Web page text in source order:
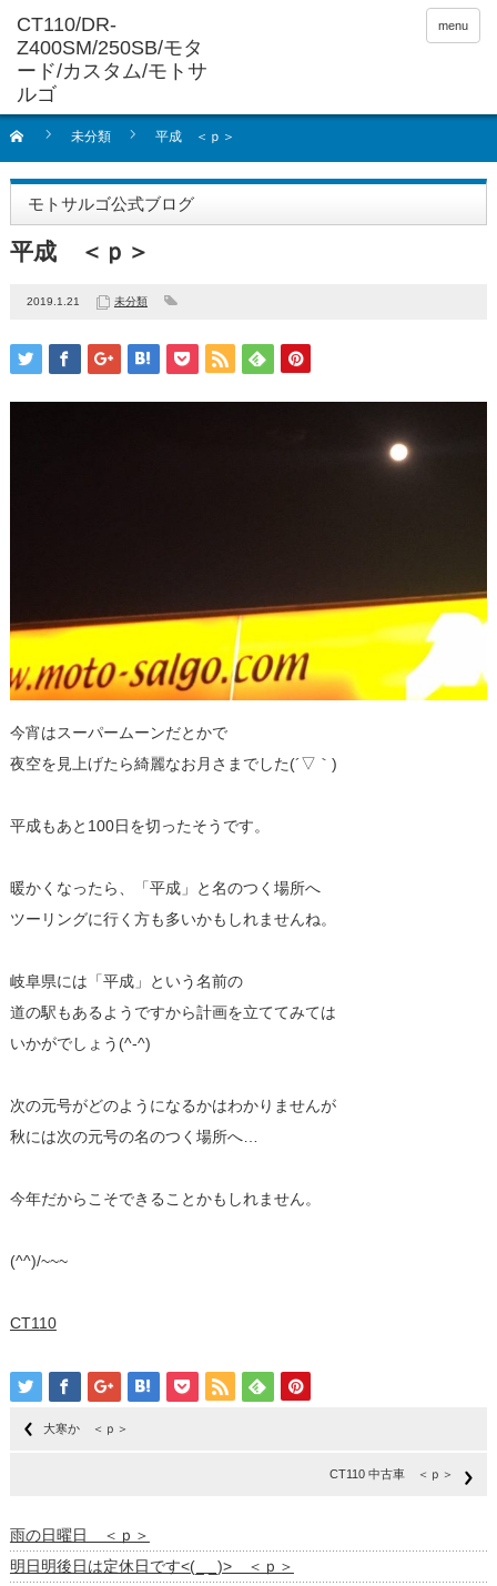
menu
未分類 平成 ＜ｐ＞
モトサルゴ公式ブログ
平成 ＜ｐ＞
2019.1.21 未分類
今宵はスーパームーンだとかで
夜空を見上げたら綺麗なお月さまでした(´▽｀)
平成もあと100日を切ったそうです。
暖かくなったら、「平成」と名のつく場所へ
ツーリングに行く方も多いかもしれませんね。
岐阜県には「平成」という名前の
道の駅もあるようですから計画を立ててみては
いかがでしょう(^-^)
次の元号がどのようになるかはわかりませんが
秋には次の元号の名のつく場所へ…
今年だからこそできることかもしれません。
(^^)/~~~
CT110
大寒か ＜ｐ＞
CT110 中古車 ＜ｐ＞
雨の日曜日 ＜ｐ＞
明日明後日は定休日です<(_ _)> ＜ｐ＞